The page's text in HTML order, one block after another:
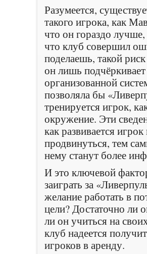
Разумеется,
такого игрока, как
что он гораздо
что клуб совершил
поделаешь, такой
он лишь
организованной
позволяла бы
тренируется игрок,
окружение. Эти
как развивается
продвинуться, тем
нему станут более
И это ключевой
заиграть за
желание работать в
цели? Достаточно ли
ли он учиться на
клуб надеется
игроков в аренду.